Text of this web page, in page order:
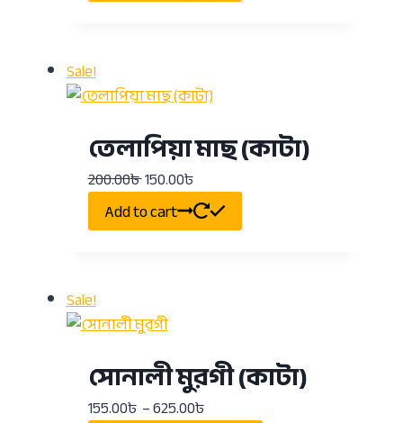
Sale!
তেলাপিয়া মাছ (কাটা)
200.00৳150.00৳
Add to cart
Sale!
সোনালী মুরগী (কাটা)
155.00৳ –625.00৳